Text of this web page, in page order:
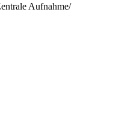
Aufnahme/